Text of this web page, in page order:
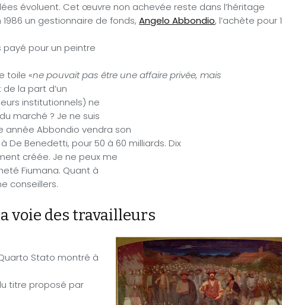
évoluent. Cet œuvre non achevée reste dans l’héritage
un gestionnaire de fonds,Angelo Abbondio, l’achète pour 1
payé pour un peintre
toile «ne pouvait pas être une affaire privée, mais
la part d’un
institutionnels) ne
marché ? Je ne suis
année Abbondio vendra son
à De Benedetti, pour 50 à 60 milliards. Dix
créée. Je ne peux me
Fiumana. Quant à
conseillers.
voie des travailleurs
Stato montré à
titre proposé par